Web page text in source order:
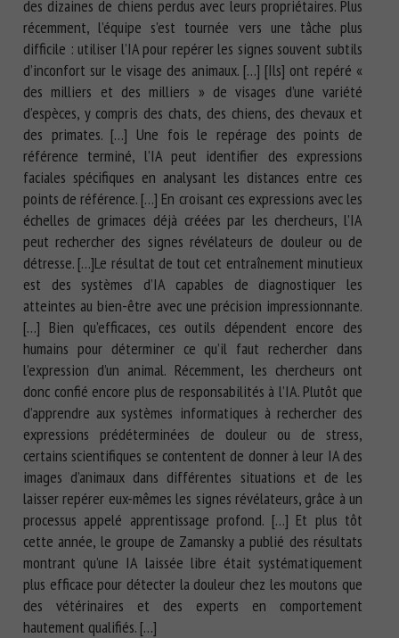
des dizaines de chiens perdus avec leurs propriétaires. Plus
récemment, l’équipe s’est tournée vers une tâche plus
difficile : utiliser l’IA pour repérer les signes souvent subtils
d’inconfort sur le visage des animaux. […] [Ils] ont repéré «
des milliers et des milliers » de visages d’une variété
d’espèces, y compris des chats, des chiens, des chevaux et
des primates. […] Une fois le repérage des points de
référence terminé, l’IA peut identifier des expressions
faciales spécifiques en analysant les distances entre ces
points de référence. […] En croisant ces expressions avec les
échelles de grimaces déjà créées par les chercheurs, l’IA
peut rechercher des signes révélateurs de douleur ou de
détresse. […]Le résultat de tout cet entraînement minutieux
est des systèmes d’IA capables de diagnostiquer les
atteintes au bien-être avec une précision impressionnante.
[…] Bien qu’efficaces, ces outils dépendent encore des
humains pour déterminer ce qu’il faut rechercher dans
l’expression d’un animal. Récemment, les chercheurs ont
donc confié encore plus de responsabilités à l’IA. Plutôt que
d’apprendre aux systèmes informatiques à rechercher des
expressions prédéterminées de douleur ou de stress,
certains scientifiques se contentent de donner à leur IA des
images d’animaux dans différentes situations et de les
laisser repérer eux-mêmes les signes révélateurs, grâce à un
processus appelé apprentissage profond. […] Et plus tôt
cette année, le groupe de Zamansky a publié des résultats
montrant qu’une IA laissée libre était systématiquement
plus efficace pour détecter la douleur chez les moutons que
des vétérinaires et des experts en comportement
hautement qualifiés. […]